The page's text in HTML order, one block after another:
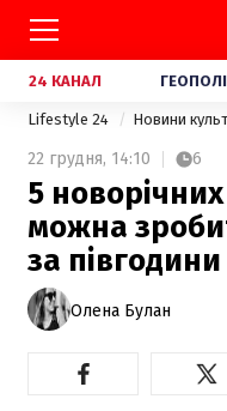
24 КАНАЛ
Lifestyle 24 Новини
22 грудня, 14:10 6
5
можна
за півгодини
Олена Булан